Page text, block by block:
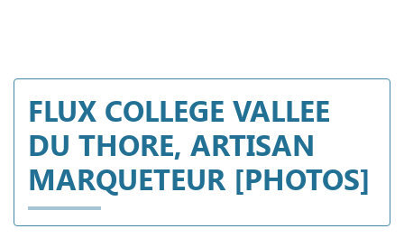
FLUX COLLEGE VALLEE
DU THORE, ARTISAN
MARQUETEUR [PHOTOS]